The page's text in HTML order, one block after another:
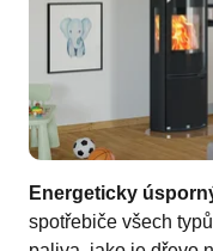
Energeticky
spotřebiče všech